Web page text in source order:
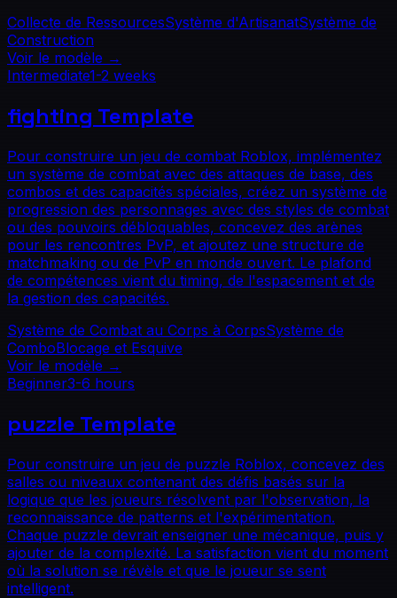
Collecte de RessourcesSystème d'ArtisanatSystème de
Construction
Voir le modèle →
Intermediate1-2 weeks
fighting Template
Pour construire un jeu de combat Roblox, implémentez
un système de combat avec des attaques de base, des
combos et des capacités spéciales, créez un système de
progression des personnages avec des styles de combat
ou des pouvoirs débloquables, concevez des arènes
pour les rencontres PvP, et ajoutez une structure de
matchmaking ou de PvP en monde ouvert. Le plafond
de compétences vient du timing, de l'espacement et de
la gestion des capacités.
Système de Combat au Corps à CorpsSystème de
ComboBlocage et Esquive
Voir le modèle →
Beginner3-6 hours
puzzle Template
Pour construire un jeu de puzzle Roblox, concevez des
salles ou niveaux contenant des défis basés sur la
logique que les joueurs résolvent par l'observation, la
reconnaissance de patterns et l'expérimentation.
Chaque puzzle devrait enseigner une mécanique, puis y
ajouter de la complexité. La satisfaction vient du moment
où la solution se révèle et que le joueur se sent
intelligent.